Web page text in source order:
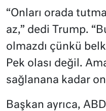
“Onları orada
az,” dedi Trump.
olmazdı çünkü
Pek olası değil.
sağlanana kadar
Başkan ayrıca,